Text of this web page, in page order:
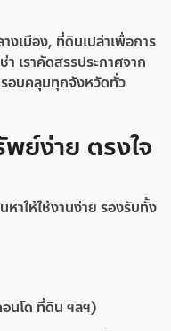
งเมือง, ที่ดินเปล่าเพื่อการ
เราคัดสรรประกาศจาก
อบคลุมทุกจังหวัดทั่ว
ย์ง่าย ตรงใจ
ให้ใช้งานง่าย รองรับทั้ง
นโด ที่ดิน ฯลฯ)